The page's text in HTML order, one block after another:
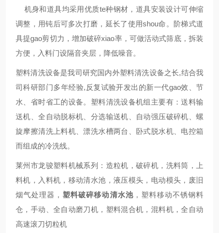
机身和道具均采用优质te种钢材，道具安装设计可伸缩
调整，用钝后可多次打磨，延长了使用shou命。阶梯式道
具提gao剪切力，增加破碎xiao率，可做活动式筛底，拆装
方便，入料门设隔音夹层，降低噪音。
塑料清洗设备是我司研究国内外塑料清洗设备之长,结合我
司科研部门多年经验,反复试验开发出的新一代gao效、节
水、省时省工的设备。塑料清洗设备机组主要有：送料输
送机、全自动脱标机、分选输送机、自动强压破碎机、螺
旋摩擦清洗上料机、漂洗水槽两台、卧式脱水机、电控箱
而组成的冷洗线。
莱州市龙骏塑料机械系列：造粒机，破碎机，洗料筒，上
料机，入料机，移动清水池，液压模头，电动模头，废旧
烟气处理器，塑料破碎移动清水池，塑料移动不锈钢料
仓，手动、全自动磨刀机，塑料混合机，混料机，全自动
高速滚刀切粒机